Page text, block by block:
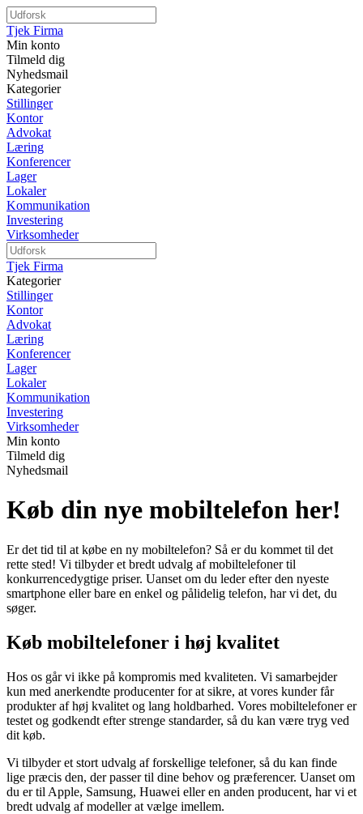
Tjek Firma
Min konto
Tilmeld dig
Nyhedsmail
Kategorier
Stillinger
Kontor
Advokat
Læring
Konferencer
Lager
Lokaler
Kommunikation
Investering
Virksomheder
Tjek Firma
Kategorier
Stillinger
Kontor
Advokat
Læring
Konferencer
Lager
Lokaler
Kommunikation
Investering
Virksomheder
Min konto
Tilmeld dig
Nyhedsmail
Køb din nye mobiltelefon her!
Er det tid til at købe en ny mobiltelefon? Så er du kommet til det
rette sted! Vi tilbyder et bredt udvalg af mobiltelefoner til
konkurrencedygtige priser. Uanset om du leder efter den nyeste
smartphone eller bare en enkel og pålidelig telefon, har vi det, du
søger.
Køb mobiltelefoner i høj kvalitet
Hos os går vi ikke på kompromis med kvaliteten. Vi samarbejder
kun med anerkendte producenter for at sikre, at vores kunder får
produkter af høj kvalitet og lang holdbarhed. Vores mobiltelefoner er
testet og godkendt efter strenge standarder, så du kan være tryg ved
dit køb.
Vi tilbyder et stort udvalg af forskellige telefoner, så du kan finde
lige præcis den, der passer til dine behov og præferencer. Uanset om
du er til Apple, Samsung, Huawei eller en anden producent, har vi et
bredt udvalg af modeller at vælge imellem.